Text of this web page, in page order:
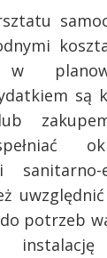
w
są
potrzeb